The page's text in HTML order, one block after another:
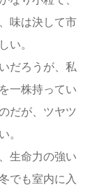
味は決して市
い。
だろうが、私
一株持ってい
だが、ツヤツ
。
生命力の強い
でも室内に入